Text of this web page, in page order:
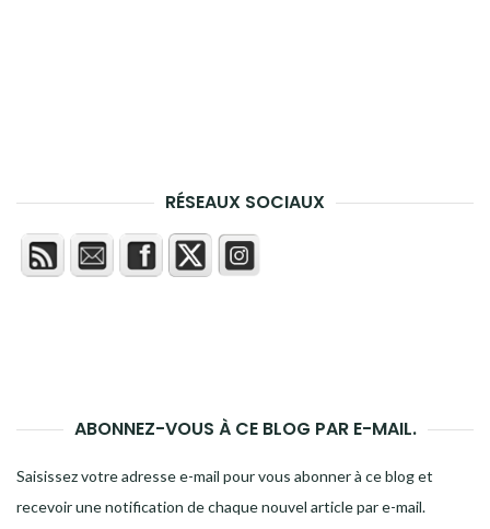
RÉSEAUX SOCIAUX
ABONNEZ-VOUS À CE BLOG PAR E-MAIL.
Saisissez votre adresse e-mail pour vous abonner à ce blog et
recevoir une notification de chaque nouvel article par e-mail.